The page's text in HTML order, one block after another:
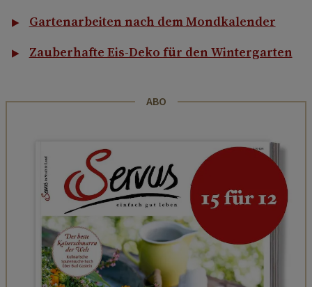
Gartenarbeiten nach dem Mondkalender
Zauberhafte Eis-Deko für den Wintergarten
ABO